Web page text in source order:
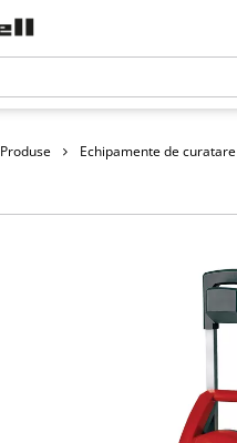
Produse Echipamente de curatare